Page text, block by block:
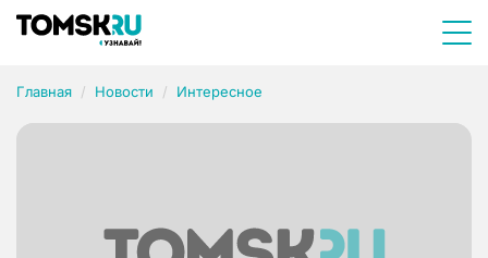
Главная Новости Интересное